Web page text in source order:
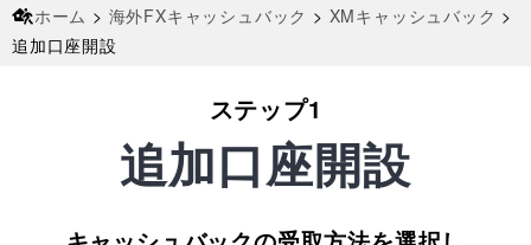
ホーム > 海外FXキャッシュバック > XMキャッシュバック >
追加口座開設
ステップ1
追加口座開設